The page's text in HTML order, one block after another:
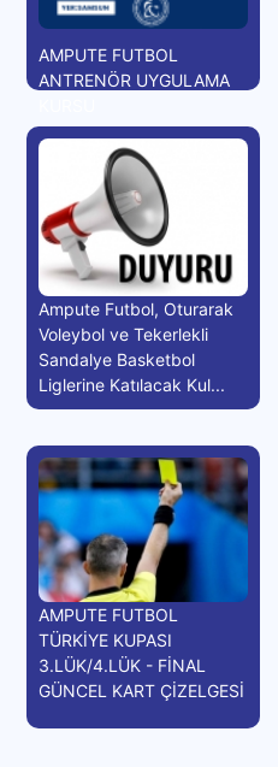
AMPUTE FUTBOL
ANTRENÖR UYGULAMA
Ampute Futbol, Oturarak
Voleybol ve Tekerlekli
Sandalye Basketbol
Liglerine Katılacak Kul...
AMPUTE FUTBOL
TÜRKİYE KUPASI
3.LÜK/4.LÜK - FİNAL
GÜNCEL KART ÇİZELGESİ